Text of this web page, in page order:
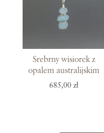
Srebrny wisiorek z
opalem australijskim
685,00 zł